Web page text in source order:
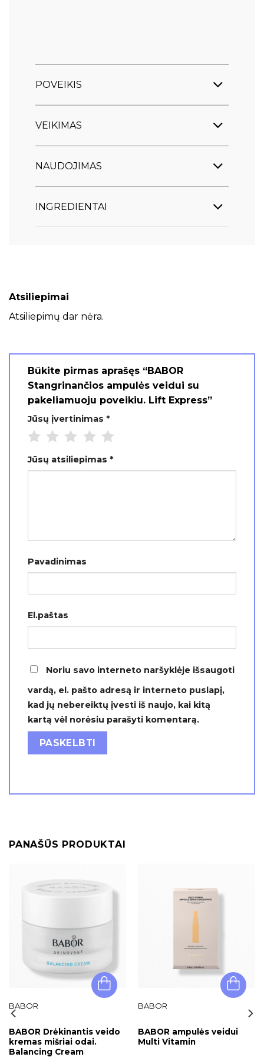
POVEIKIS
VEIKIMAS
NAUDOJIMAS
INGREDIENTAI
Atsiliepimai
Atsiliepimų dar nėra.
Būkite pirmas aprašęs “BABOR
Stangrinančios ampulės veidui su
pakeliamuoju poveikiu. Lift Express”
Jūsų įvertinimas *
Jūsų atsiliepimas *
Pavadinimas
El.paštas
Noriu savo interneto naršyklėje išsaugoti
vardą, el. pašto adresą ir interneto puslapį,
kad jų nebereiktų įvesti iš naujo, kai kitą
kartą vėl norėsiu parašyti komentarą.
PANAŠŪS PRODUKTAI
BABOR
BABOR Drėkinantis veido
kremas mišriai odai.
Balancing Cream
BABOR
BABOR ampulės veidui
Multi Vitamin